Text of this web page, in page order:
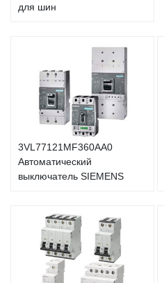
для шин
3VL77121MF360AA0
Автоматический
выключатель SIEMENS